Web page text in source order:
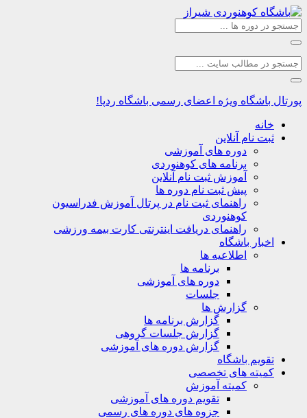
ویژه اعضای رسمی باشگاه ردپا!
نام آنلاین
دوره های آموزشی
برنامه های کوهنوردی
آموزش ثبت نام آنلاین
پیش ثبت نام دوره ها
راهنمای ثبت نام در پرتال آموزش فدراسیون
کوهنوردی
راهنمای دریافت اینترنتی کارت بیمه ورزشی
باشگاه
اطلاعیه ها
برنامه ها
دوره های آموزشی
جلسات
گزارش ها
گزارش برنامه ها
گزارش جلسات گروهی
گزارش دوره های آموزشی
باشگاه
های تخصصی
کمیته آموزش
تقویم دوره های آموزشی
جزوه های دوره های رسمی